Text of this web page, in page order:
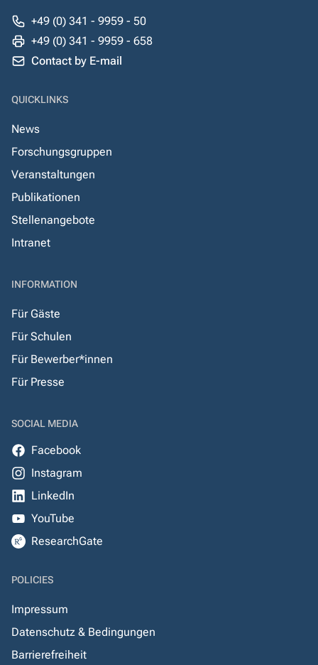
+49 (0) 341 - 9959 - 50
+49 (0) 341 - 9959 - 658
Contact by E-mail
QUICKLINKS
News
Forschungsgruppen
Veranstaltungen
Publikationen
Stellenangebote
Intranet
INFORMATION
Für Gäste
Für Schulen
Für Bewerber*innen
Für Presse
SOCIAL MEDIA
Facebook
Instagram
LinkedIn
YouTube
ResearchGate
POLICIES
Impressum
Datenschutz & Bedingungen
Barrierefreiheit